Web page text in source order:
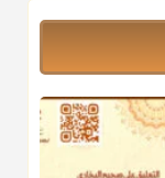
من الرز أو البر